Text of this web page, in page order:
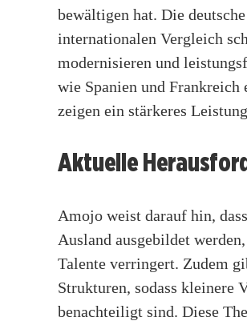
bewältigen hat. Die
internationalen Vergleich
modernisieren und
wie Spanien und Frankreich
zeigen ein stärkeres
Aktuelle
Amojo weist darauf hin,
Ausland ausgebildet
Talente verringert. Zudem
Strukturen, sodass kleinere
benachteiligt sind. Diese